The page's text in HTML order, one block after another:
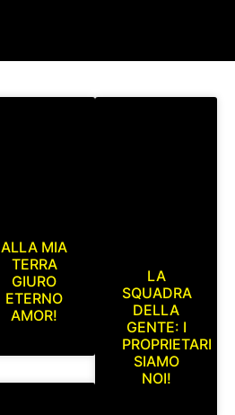
ALLA MIA
TERRA
GIURO
ETERNO
AMOR!
LA
SQUADRA
DELLA
GENTE: I
PROPRIETARI
SIAMO
NOI!